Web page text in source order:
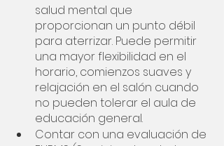
salud mental que
proporcionan un punto débil
para aterrizar. Puede permitir
una mayor flexibilidad en el
horario, comienzos suaves y
relajación en el salón cuando
no pueden tolerar el aula de
educación general.
Contar con una evaluación de